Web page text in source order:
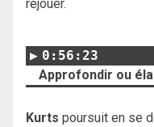
rejouer.
0:56:23
Approfondir ou
Kurts poursuit en se